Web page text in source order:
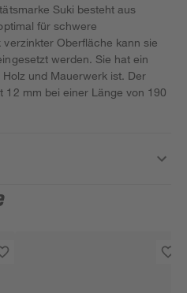
Suki besteht aus
für schwere
Oberfläche kann sie
werden. Sie hat ein
und Mauerwerk ist. Der
12 mm bei einer Länge von 190